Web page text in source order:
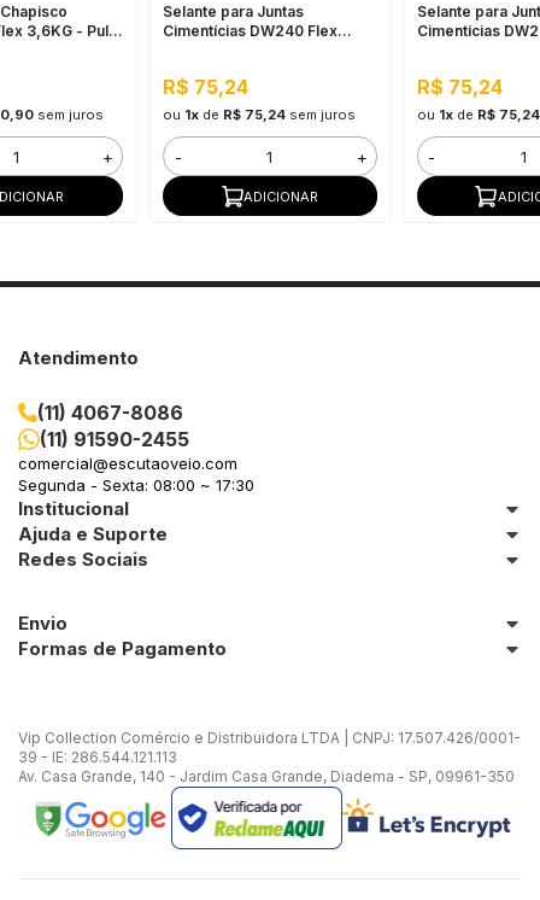
3,6KG - Pulo
sem juros
+
Selante para Juntas
Cimentícias DW240 Flex
R$ 75,24
ou 1x de R$ 75,24 sem juros
- +
ADICIONAR
Selante para
Cimentícias
R$ 75,24
ou 1xde R$ 75,24
-
Atendimento
(11) 4067-8086
(11) 91590-2455
comercial@escutaoveio.com
Segunda - Sexta: 08:00 ~ 17:30
Institucional
Ajuda e Suporte
Redes Sociais
Envio
Formas de Pagamento
Vip Collection Comércio e Distribuidora LTDA | CNPJ: 17.507.426/0001-
39 - IE: 286.544.121.113
Av. Casa Grande, 140 - Jardim Casa Grande, Diadema - SP, 09961-350